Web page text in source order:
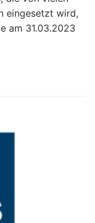
eingesetzt wird,
am 31.03.2023